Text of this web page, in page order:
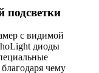
подсветки
с видимой
диоды
чему